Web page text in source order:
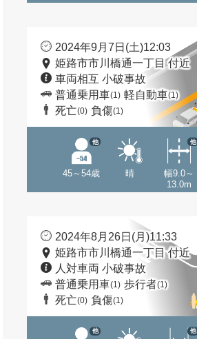
2024年9月7日(土)12:03
姫路市市川橋通一丁目 付近
車両相互 小破事故
普通乗用車(1) 軽自動車(1)
死亡(0) 負傷(1)
45～54歳
他
晴
幅9.0～
13.0m
他
2024年8月26日(月)11:33
姫路市市川橋通一丁目 付近
人対車両 小破事故
普通乗用車(1) 歩行者(1)
死亡(0) 負傷(1)
他 他